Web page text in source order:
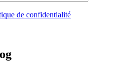
de confidentialité